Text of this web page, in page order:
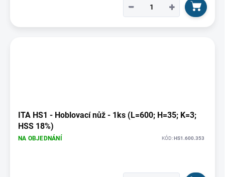
+
−
ITA HS1 - Hoblovací nůž - 1ks (L=600; H=35; K=3;
HSS 18%)
NA OBJEDNÁNÍ KÓD:HS1.600.353